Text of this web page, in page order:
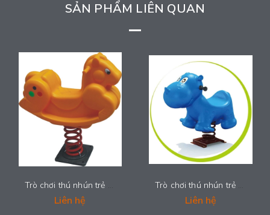
SẢN PHẨM LIÊN QUAN
Trò chơi thú nhún trẻ em - LDPE-002
Liên hệ
Trò chơi thú nhún trẻ em - LDPE-001
Liên hệ